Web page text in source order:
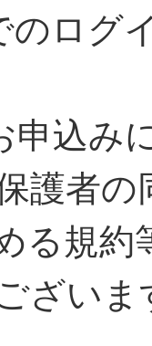
のロ
申込み
護者
る規
ざい